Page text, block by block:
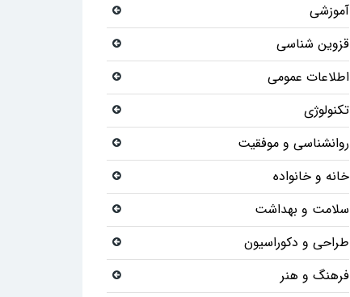
آموزشی
قزوین شناسی
اطلاعات عمومی
تکنولوژی
روانشناسی و موفقیت
خانه و خانواده
سلامت و بهداشت
طراحی و دکوراسیون
فرهنگ و هنر